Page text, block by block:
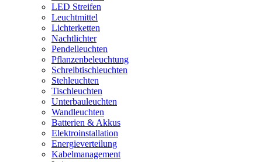
LED Streifen
Leuchtmittel
Lichterketten
Nachtlichter
Pendelleuchten
Pflanzenbeleuchtung
Schreibtischleuchten
Stehleuchten
Tischleuchten
Unterbauleuchten
Wandleuchten
Batterien & Akkus
Elektroinstallation
Energieverteilung
Kabelmanagement